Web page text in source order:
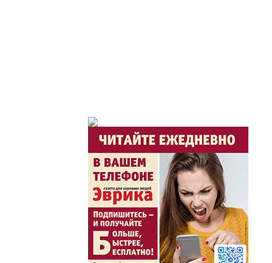
Утро по-летнему /
Час акима / Әкім
Розыгрыши призов